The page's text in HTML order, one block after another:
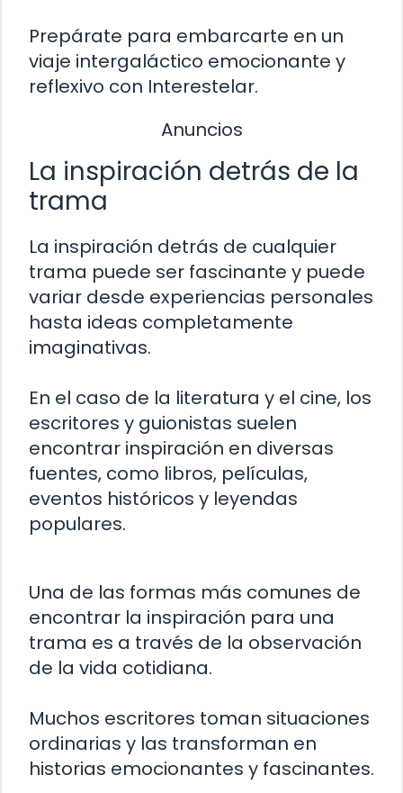
Prepárate para embarcarte en un
viaje intergaláctico emocionante y
reflexivo con Interestelar.
Anuncios
La inspiración detrás de la
trama
La inspiración detrás de cualquier
trama puede ser fascinante y puede
variar desde experiencias personales
hasta ideas completamente
imaginativas.
En el caso de la literatura y el cine, los
escritores y guionistas suelen
encontrar inspiración en diversas
fuentes, como libros, películas,
eventos históricos y leyendas
populares.
Una de las formas más comunes de
encontrar la inspiración para una
trama es a través de la observación
de la vida cotidiana.
Muchos escritores toman situaciones
ordinarias y las transforman en
historias emocionantes y fascinantes.